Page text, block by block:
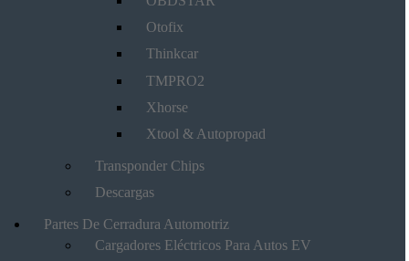
Otofix
Thinkcar
TMPRO2
Xhorse
Xtool & Autopropad
Transponder Chips
Descargas
Partes De Cerradura Automotriz
Cargadores Eléctricos Para Autos EV